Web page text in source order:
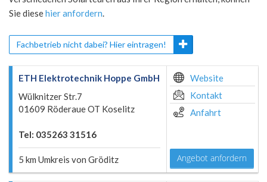
Sie diesehier anfordern.
Fachbetrieb nicht dabei? Hier eintragen!
ETH Elektrotechnik Hoppe GmbH
Wülknitzer Str.7
01609 Röderaue OT Koselitz
Tel: 035263 31516
5 km Umkreis von Gröditz
Website
Kontakt
Anfahrt
Angebot anfordern